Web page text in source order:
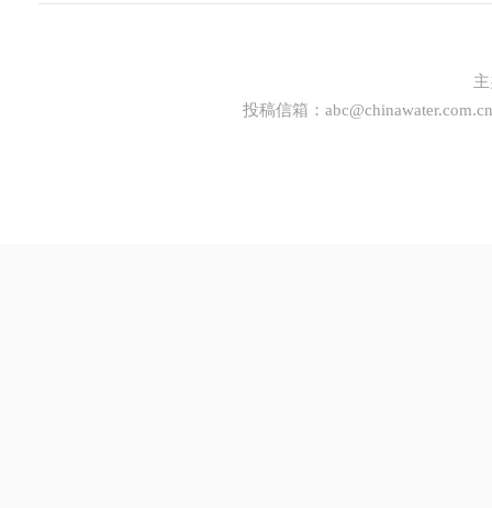
投稿信箱： abc@chinawater.com.cn